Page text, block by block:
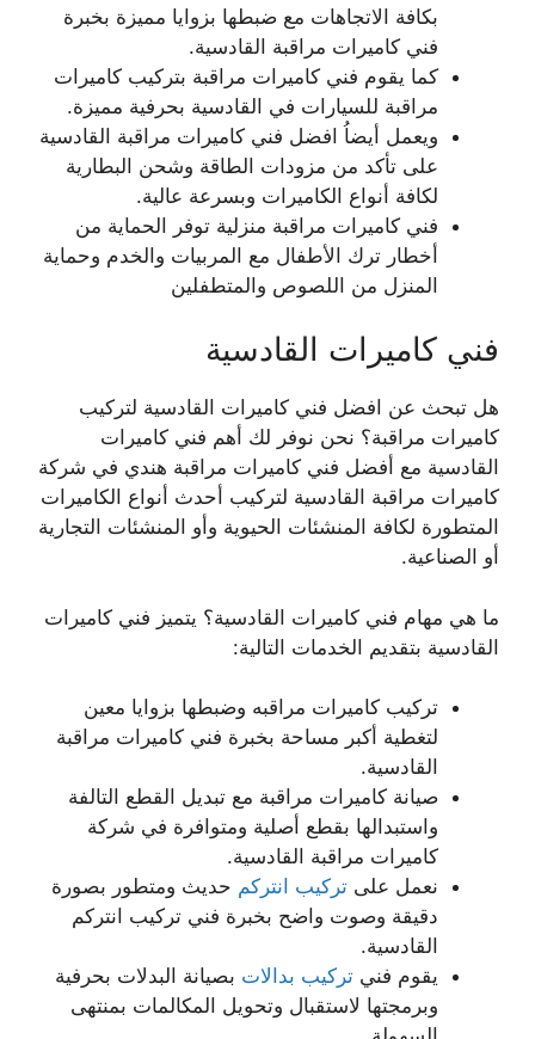
بكافة الاتجاهات مع ضبطها بزوايا مميزة بخبرة
فني كاميرات مراقبة القادسية.
كما يقوم فني كاميرات مراقبة بتركيب كاميرات
مراقبة للسيارات في القادسية بحرفية مميزة.
ويعمل أيضاُ افضل فني كاميرات مراقبة القادسية
على تأكد من مزودات الطاقة وشحن البطارية
لكافة أنواع الكاميرات وبسرعة عالية.
فني كاميرات مراقبة منزلية توفر الحماية من
أخطار ترك الأطفال مع المربيات والخدم وحماية
المنزل من اللصوص والمتطفلين
فني كاميرات القادسية
هل تبحث عن افضل فني كاميرات القادسية لتركيب
كاميرات مراقبة؟ نحن نوفر لك أهم فني كاميرات
القادسية مع أفضل فني كاميرات مراقبة هندي في شركة
كاميرات مراقبة القادسية لتركيب أحدث أنواع الكاميرات
المتطورة لكافة المنشئات الحيوية وأو المنشئات التجارية
أو الصناعية.
ما هي مهام فني كاميرات القادسية؟ يتميز فني كاميرات
القادسية بتقديم الخدمات التالية:
تركيب كاميرات مراقبه وضبطها بزوايا معين
لتغطية أكبر مساحة بخبرة فني كاميرات مراقبة
القادسية.
صيانة كاميرات مراقبة مع تبديل القطع التالفة
واستبدالها بقطع أصلية ومتوافرة في شركة
كاميرات مراقبة القادسية.
نعمل على تركيب انتركم حديث ومتطور بصورة
دقيقة وصوت واضح بخبرة فني تركيب انتركم
القادسية.
يقوم فني تركيب بدالات بصيانة البدلات بحرفية
وبرمجتها لاستقبال وتحويل المكالمات بمنتهى